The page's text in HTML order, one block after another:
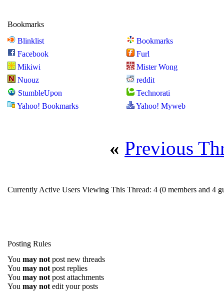
Bookmarks
Blinklist
Bookmarks
Facebook
Furl
Mikiwi
Mister Wong
Nuouz
reddit
StumbleUpon
Technorati
Yahoo! Bookmarks
Yahoo! Myweb
« Previous
Currently Active Users Viewing This Thread: 4 (0 members and 4
Posting Rules
You may not post new threads
You may not post replies
You may not post attachments
You may not edit your posts